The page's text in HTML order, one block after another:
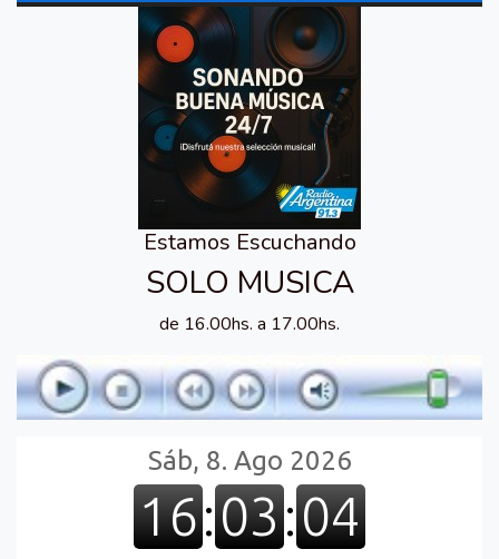
Estamos Escuchando
SOLO MUSICA
de 16.00hs. a 17.00hs.